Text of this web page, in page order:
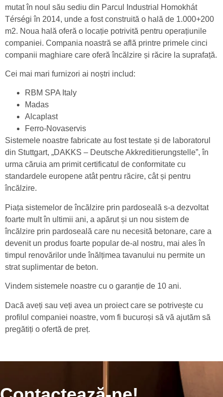
mutat în noul său sediu din Parcul Industrial Homokhát
Térségi în 2014, unde a fost construită o hală de 1.000+200
m2. Noua hală oferă o locație potrivită pentru operațiunile
companiei. Compania noastră se află printre primele cinci
companii maghiare care oferă încălzire și răcire la suprafață.
Cei mai mari furnizori ai noștri includ:
RBM SPA Italy
Madas
Alcaplast
Ferro-Novaservis
Sistemele noastre fabricate au fost testate și de laboratorul
din Stuttgart, „DAKKS – Deutsche Akkreditierungstelle”, în
urma căruia am primit certificatul de conformitate cu
standardele europene atât pentru răcire, cât și pentru
încălzire.
Piața sistemelor de încălzire prin pardoseală s-a dezvoltat
foarte mult în ultimii ani, a apărut și un nou sistem de
încălzire prin pardoseală care nu necesită betonare, care a
devenit un produs foarte popular de-al nostru, mai ales în
timpul renovărilor unde înălțimea tavanului nu permite un
strat suplimentar de beton.
Vindem sistemele noastre cu o garanție de 10 ani.
Dacă aveți sau veți avea un proiect care se potrivește cu
profilul companiei noastre, vom fi bucuroși să vă ajutăm să
pregătiți o ofertă de preț.